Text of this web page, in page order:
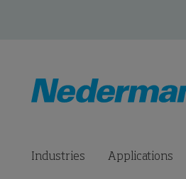
Industries Applications